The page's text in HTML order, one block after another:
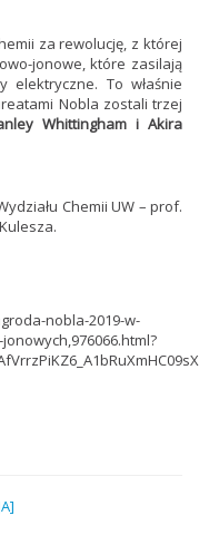
za rewolucję, z której
jonowe, które zasilają
To właśnie
Nobla zostali trzej
Whittingham i Akira
Chemii UW – prof.
nobla-2019-w-